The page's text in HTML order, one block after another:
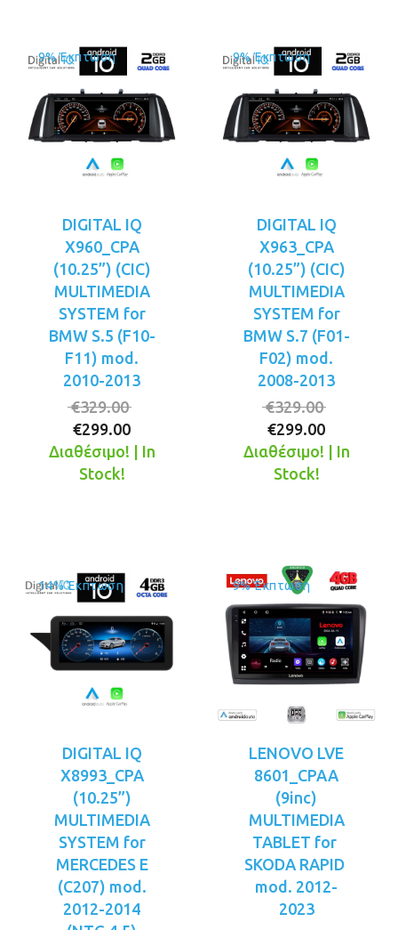
9% Έκπτωση
DIGITAL IQ
X960_CPA
(10.25”) (CIC)
MULTIMEDIA
SYSTEM for
BMW S.5 (F10-
F11) mod.
2010-2013
€329.00
was:
€299.00
τρέχουσα
Διαθέσιμο! | In
Stock!
9% Έκπτωση
DIGITAL IQ
X963_CPA
(10.25”) (CIC)
MULTIMEDIA
SYSTEM for
BMW S.7 (F01-
F02) mod.
2008-2013
€329.00
was:
€299.00
Διαθέσιμο! | In
Stock!
14% Έκπτωση
DIGITAL IQ
X8993_CPA
(10.25”)
MULTIMEDIA
SYSTEM for
MERCEDES E
(C207) mod.
2012-2014
9% Έκπτωση
LENOVO LVE
8601_CPAA
(9inc)
MULTIMEDIA
TABLET for
SKODA RAPID
mod. 2012-
2023